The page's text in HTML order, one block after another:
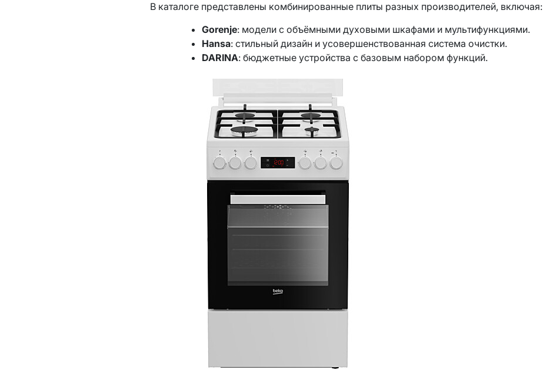
В каталоге представлены комбинированные плиты разных производителей, включая:
Gorenje: модели с объёмными духовыми шкафами и мультифункциями.
Hansa: стильный дизайн и усовершенствованная система очистки.
DARINA: бюджетные устройства с базовым набором функций.